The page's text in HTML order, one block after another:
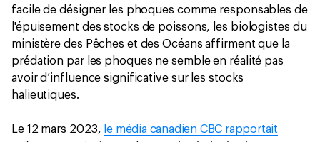
facile de désigner les phoques comme responsables de
l'épuisement des stocks de poissons, les biologistes du
ministère des Pêches et des Océans affirment que la
prédation par les phoques ne semble en réalité pas
avoir d’influence significative sur les stocks
halieutiques.
Le 12 mars 2023, le média canadien CBC rapportait